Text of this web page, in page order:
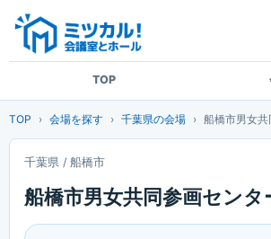
TOP
TOP 会場を探す 千葉県の会場 船橋市男女
千葉県 / 船橋市
船橋市男女共同参画センタ